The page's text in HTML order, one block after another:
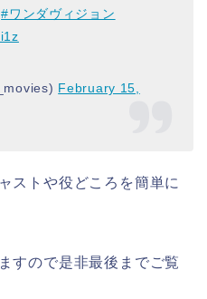
#ワンダヴィジョン
February 15,
ストや役どころを簡単に
すので是非最後までご覧